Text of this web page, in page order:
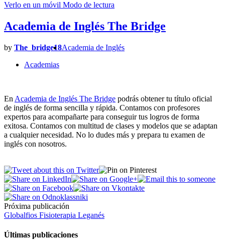
Verlo en un móvil Modo de lectura
Academia de Inglés The Bridge
by The_bridge18Academia de Inglés
Academias
En Academia de Inglés The Bridge podrás obtener tu título oficial
de inglés de forma sencilla y rápida. Contamos con profesores
expertos para acompañarte para conseguir tus logros de forma
exitosa. Contamos con multitud de clases y modelos que se adaptan
a cualquier necesidad. No lo dudes más y prepara tu examen de
inglés con nosotros.
Próxima publicación
Globalfios Fisioterapia Leganés
Últimas publicaciones